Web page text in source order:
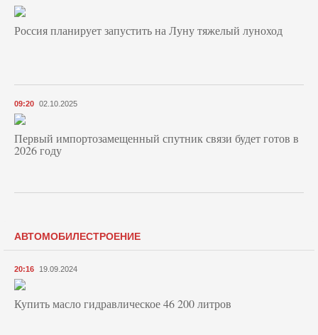
Россия планирует запустить на Луну тяжелый луноход
09:20 02.10.2025
Первый импортозамещенный спутник связи будет готов в
2026 году
АВТОМОБИЛЕСТРОЕНИЕ
20:16 19.09.2024
Купить масло гидравлическое 46 200 литров